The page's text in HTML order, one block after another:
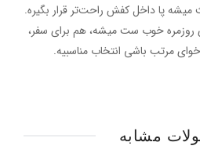
پا داخل کفش راحت‌تر قرار بگیره.
روزمره خوب ست میشه، هم برای سفر،
مرتب باشی انتخاب مناسبیه.
مشابه